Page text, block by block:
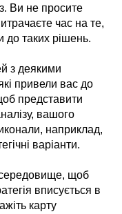
Ви не просите
час на те,
таких рішень.
з деякими
привели вас до
представити
вашого
наприклад,
варіанти.
щоб
вписується в
карту